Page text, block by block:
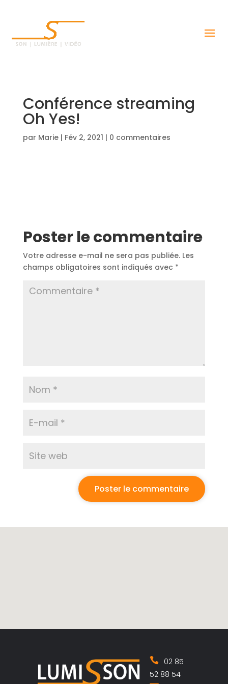
Conférence streaming
Oh Yes!
par Marie| Fév 2, 2021 | 0 commentaires
Poster le commentaire
Votre adresse e-mail ne sera pas publiée. Les
champs obligatoires sont indiqués avec *
02 85
52 88 54